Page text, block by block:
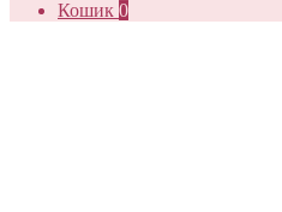
Кошик 0